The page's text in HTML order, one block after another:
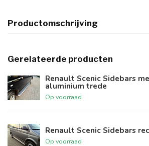
Productomschrijving
Gerelateerde producten
Renault Scenic Sidebars
aluminium trede
Op voorraad
Renault Scenic Sidebars
Op voorraad